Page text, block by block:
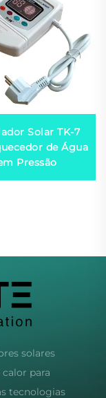
Solar TK-7
de Água
Pressão
solares
para
tecnologias